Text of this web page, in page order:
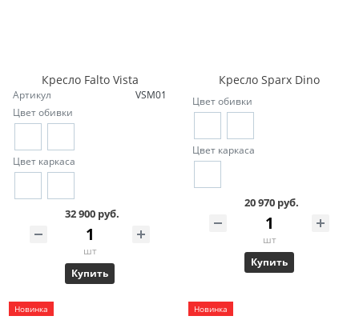
Кресло Falto Vista
Артикул
VSM01
Цвет обивки
Цвет каркаса
32 900 руб.
шт
Купить
Кресло Sparx Dino
Цвет обивки
Цвет каркаса
20 970 руб.
шт
Купить
Новинка Новинка